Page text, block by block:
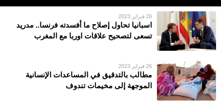
26 فبراير 2023
اسبانيا تحاول إصلاح ما أفسدته فرنسا.. مدريد
تسعى لتصحيح علاقات اوربا مع المغرب
26 فبراير 2023
مطالب بالتدقيق في المساعدات الإنسانية
الموجهة إلى مخيمات تندوف